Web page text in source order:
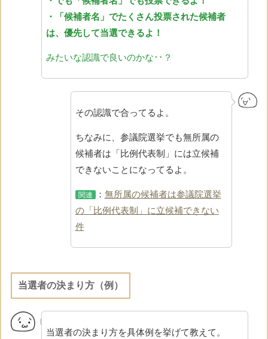
・「候補者名」でたくさん投票された候補者
は、優先して当選できるよ！
みたいな認識で良いのかな･･？
その認識で合ってるよ。
ちなみに、参議院選挙でも無所属の
候補者は「比例代表制」には立候補
できないことになってるよ。
関連 ： 無所属の候補者は参議院選挙
の「比例代表制」に立候補できない
件
当選者の決まり方（例）
当選者の決まり方を具体例を挙げて教えて。